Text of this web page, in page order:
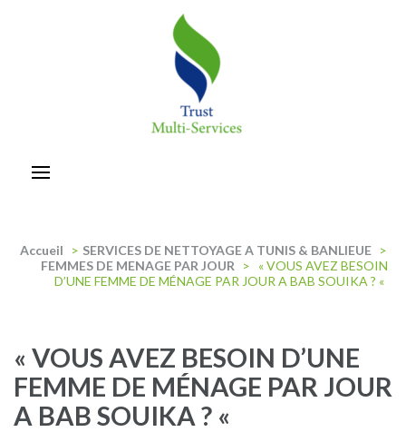
Accueil > SERVICES DE NETTOYAGE A TUNIS & BANLIEUE >
FEMMES DE MENAGE PAR JOUR
>
« VOUS AVEZ BESOIN
D’UNE FEMME DE MÉNAGE PAR JOUR A BAB SOUIKA ? «
« VOUS AVEZ BESOIN D’UNE
FEMME DE MÉNAGE PAR JOUR
A BAB SOUIKA ? «